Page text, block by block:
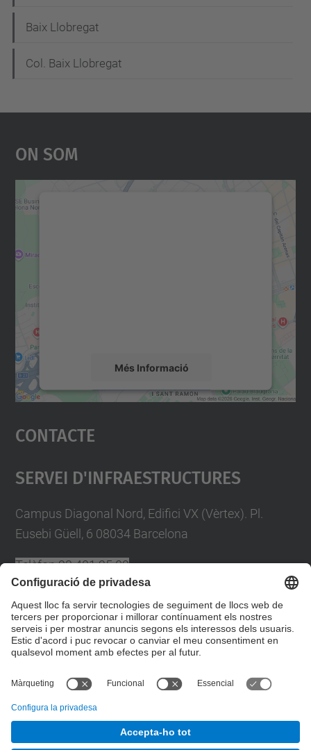
Baix Llobregat
Col. Baix Llobregat
On Som
Més Informació
Accepta
powered by
Contacte
Servei D'Infraestructures
Campus Diagonal Nord, Edifici VX (Vèrtex). Pl.
Eusebi Güell, 6 08034 Barcelona
Telèfon93 401 25 09
Directori UPC
Formulari de contacte